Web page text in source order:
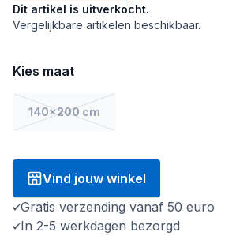
Dit artikel is uitverkocht.
Vergelijkbare artikelen beschikbaar.
Kies maat
140x200 cm
Vind jouw winkel
Gratis verzending vanaf 50 euro
In 2-5 werkdagen bezorgd